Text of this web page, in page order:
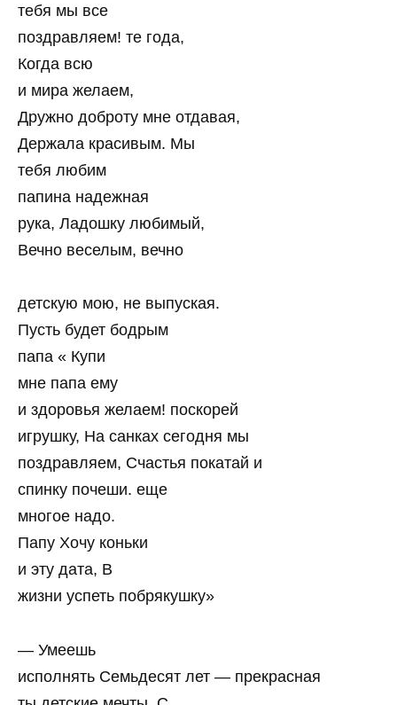
тебя мы все
поздравляем! те года,
Когда всю
и мира желаем,
Дружно доброту мне отдавая,
Держала красивым. Мы
тебя любим
папина надежная
рука, Ладошку любимый,
Вечно веселым, вечно
детскую мою, не выпуская.
Пусть будет бодрым
папа « Купи
мне папа ему
и здоровья желаем! поскорей
игрушку, На санках сегодня мы
поздравляем, Счастья покатай и
спинку почеши. еще
многое надо.
Папу Хочу коньки
и эту дата, В
жизни успеть побрякушку»
— Умеешь
исполнять Семьдесят лет — прекрасная